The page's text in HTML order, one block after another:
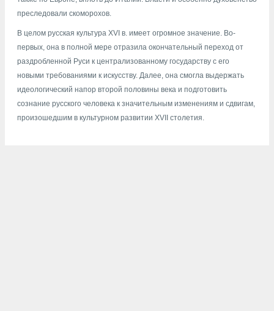
преследовали скоморохов.
В целом русская культура XVI в. имеет огромное значение. Во-
первых, она в полной мере отразила окончательный переход от
раздробленной Руси к централизованному государству с его
новыми требованиями к искусству. Далее, она смогла выдержать
идеологический напор второй половины века и подготовить
сознание русского человека к значительным изменениям и сдвигам,
произошедшим в культурном развитии XVII столетия.